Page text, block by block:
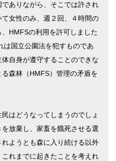
ありながら、そこでは許され
女性のみ、週２回、４時間の
HMFSの利用を許可しました
は国立公園法を犯すものであ
自身が遵守することのできな
森林（HMFS）管理の矛盾を
はどうなってしまうのでしょ
放棄し、家畜を餓死させる選
ようとも森に入り続ける以外
れまでに起きたことを考えれ